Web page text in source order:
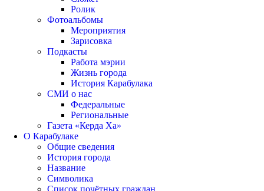
Ролик
Фотоальбомы
Мероприятия
Зарисовка
Подкасты
Работа мэрии
Жизнь города
История Карабулака
СМИ о нас
Федеральные
Региональные
Газета «Керда Ха»
О Карабулаке
Общие сведения
История города
Название
Символика
Список почётных граждан